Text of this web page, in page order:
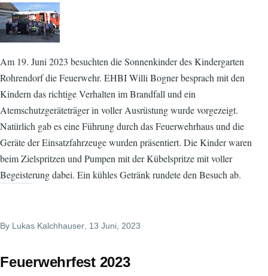
Am 19. Juni 2023 besuchten die Sonnenkinder des Kindergarten
Rohrendorf die Feuerwehr. EHBI Willi Bogner besprach mit den
Kindern das richtige Verhalten im Brandfall und ein
Atemschutzgeräteträger in voller Ausrüstung wurde vorgezeigt.
Natürlich gab es eine Führung durch das Feuerwehrhaus und die
Geräte der Einsatzfahrzeuge wurden präsentiert. Die Kinder waren
beim Zielspritzen und Pumpen mit der Kübelspritze mit voller
Begeisterung dabei. Ein kühles Getränk rundete den Besuch ab.
By Lukas Kalchhauser , 13 Juni, 2023
Feuerwehrfest 2023